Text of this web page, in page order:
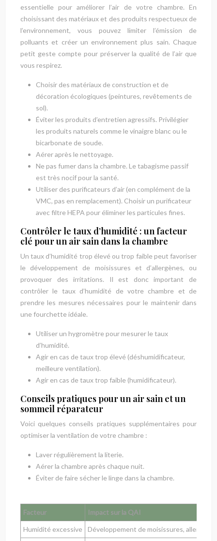
essentielle pour améliorer l’air de votre chambre. En
choisissant des matériaux et des produits respectueux de
l’environnement, vous pouvez limiter l’émission de
polluants et créer un environnement plus sain. Chaque
petit geste compte pour préserver la qualité de l’air que
vous respirez.
Choisir des matériaux de construction et de
décoration écologiques (peintures, revêtements de
sol).
Éviter les produits d’entretien agressifs. Privilégier
les produits naturels comme le vinaigre blanc ou le
bicarbonate de soude.
Aérer après le nettoyage.
Ne pas fumer dans la chambre. Le tabagisme passif
est très nocif pour la santé.
Utiliser des purificateurs d’air (en complément de la
VMC, pas en remplacement). Choisir un purificateur
avec filtre HEPA pour éliminer les particules fines.
Contrôler le taux d’humidité : un facteur
clé pour un air sain dans la chambre
Un taux d’humidité trop élevé ou trop faible peut favoriser
le développement de moisissures et d’allergènes, ou
provoquer des irritations. Il est donc important de
contrôler le taux d’humidité de votre chambre et de
prendre les mesures nécessaires pour le maintenir dans
une fourchette idéale.
Utiliser un hygromètre pour mesurer le taux
d’humidité.
Agir en cas de taux trop élevé (déshumidificateur,
meilleure ventilation).
Agir en cas de taux trop faible (humidificateur).
Conseils pratiques pour un air sain et un
sommeil réparateur
Voici quelques conseils pratiques supplémentaires pour
optimiser la ventilation de votre chambre :
Laver régulièrement la literie.
Aérer la chambre après chaque nuit.
Éviter de faire sécher le linge dans la chambre.
Facteur Impact sur la QAI
Humidité excessive Développement de moisissures, allergies